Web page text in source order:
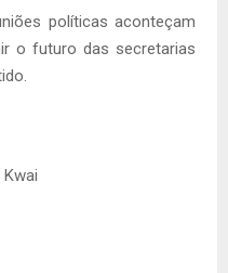
políticas aconteçam
o futuro das secretarias